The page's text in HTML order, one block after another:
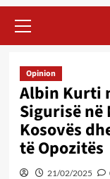
Menu
Opinion
Albin Kurti
Sigurisë
Kosovës
të Opozitës
21/02/2025